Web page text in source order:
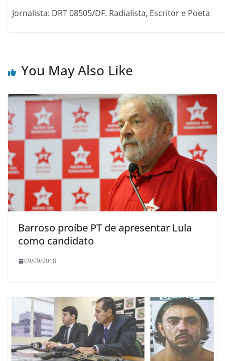
Jornalista: DRT 08505/DF. Radialista, Escritor e Poeta
You May Also Like
Barroso proíbe PT de apresentar Lula
como candidato
09/09/2018